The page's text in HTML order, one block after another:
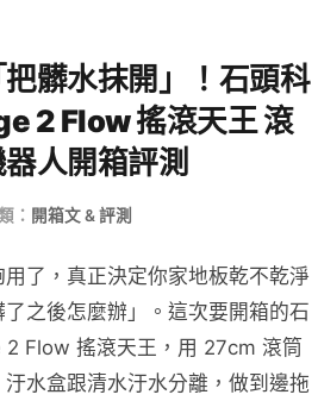
髒水抹開」！石頭科
2 Flow 搖滾天王 滾
人開箱評測
： 開箱文 & 評測
了，真正決定你家地板乾不乾淨
之後怎麼辦」。這次要開箱的石
2 Flow 搖滾天王，用 27cm 滾筒
水盒跟清水汙水分離，做到邊拖